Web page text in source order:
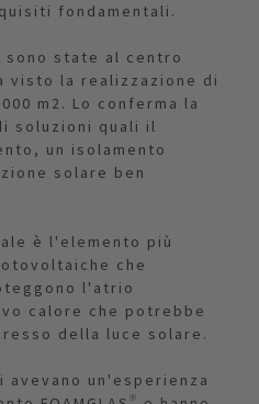
fondamentali.
state al centro
visto la realizzazione di
m2. Lo conferma la
soluzioni quali il
un isolamento
solare ben
è l'elemento più
che
l'atrio
calore che potrebbe
della luce solare.
un'esperienza